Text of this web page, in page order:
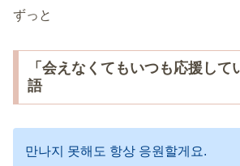
ずっと
「会えなくてもいつも応援して
語
만나지 못해도 항상 응원할게요.